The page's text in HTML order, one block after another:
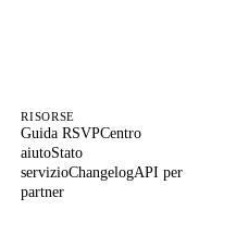
RISORSE
Guida RSVPCentro
aiutoStato
servizioChangelogAPI per
partner